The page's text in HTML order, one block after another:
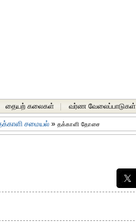
தையற் கலைகள் வர்ண வேலைப்பாடுகள்
சமையல் » தக்காளி தோசை